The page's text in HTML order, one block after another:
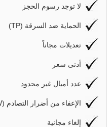
لا توجد رسوم الحجز
(TP) الحماية ضد السرقة
تعديلات مجاناً
أدنى سعر
عدد أميال غير محدود
(CDW) الإعفاء من أضرار التصادم
إلغاء مجانية